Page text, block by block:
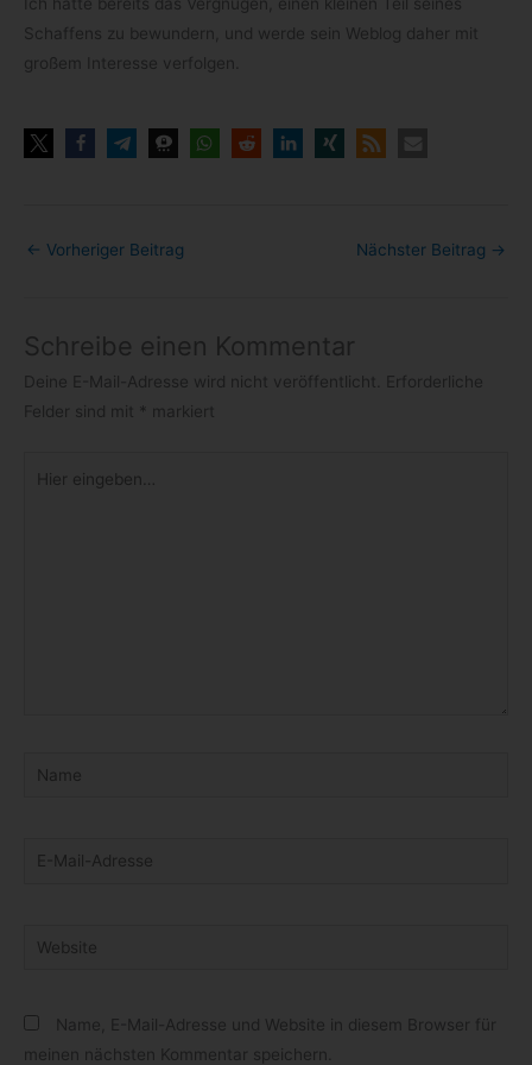
Ich hatte bereits das Ver­gnü­gen, einen klei­nen Teil sei­nes
Schaf­fens zu bewun­dern, und werde sein Web­log daher mit
gro­ßem Inter­esse verfolgen.
← Vorheriger Beitrag Nächster Beitrag →
Schreibe einen Kommentar
Deine E-Mail-Adresse wird nicht veröffentlicht.
Erforderliche
Felder sind mit * markiert
eingeben…
Name
Website
Name, E-Mail-Adresse und Website in diesem Browser für
meinen nächsten Kommentar speichern.